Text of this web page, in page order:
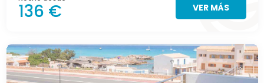
136 € VER MÁS